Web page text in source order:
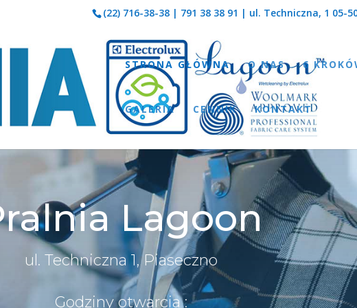
(22) 716-38-38 | 791 38 38 91 | ul. Techniczna, 1 05-
STRONA GŁÓWNA O NAS 6
GALERIA CENNIK KONTAKT
Lagoon
ul. Techniczna 1, Piaseczno
Godziny otwarcia :